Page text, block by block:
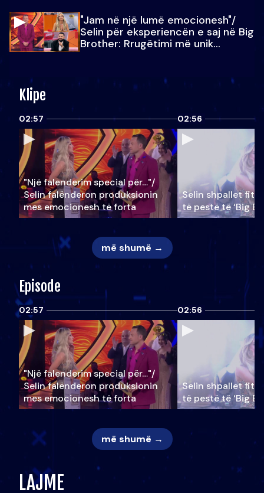
"Jam në një lumë emocionesh"/
Selin për eksperiencën e saj në Big
Brother: Rrugëtimi më unik…
Klipe
02:57
"Një falenderim special për…"/
Selin falënderon produksionin
mes emocionesh të forta
02:56
Selin shpallet
të pestë të ‘Big
më shumë →
Episode
02:57
"Një falenderim special për…"/
Selin falënderon produksionin
mes emocionesh të forta
02:56
Selin shpallet
të pestë të ‘Big
më shumë →
LAJME